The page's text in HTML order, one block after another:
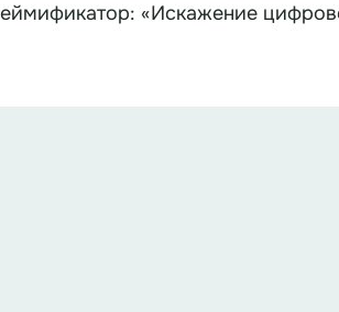
«Искажение
— каждые 2 минуты один игрок
игроки говорят только вопросами